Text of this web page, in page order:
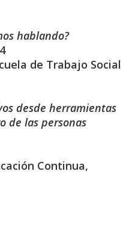
hablando?
de Trabajo Social
desde herramientas
de las personas
Continua,